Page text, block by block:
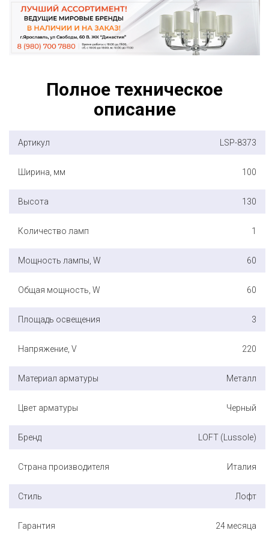
Полное техническое
описание
Артикул LSP-8373
Ширина, мм 100
Высота 130
Количество ламп 1
Мощность лампы, W 60
Общая мощность, W 60
Площадь освещения 3
Напряжение, V 220
Материал арматуры Металл
Цвет арматуры Черный
Бренд LOFT (Lussole)
Страна производителя Италия
Стиль Лофт
Гарантия 24 месяца